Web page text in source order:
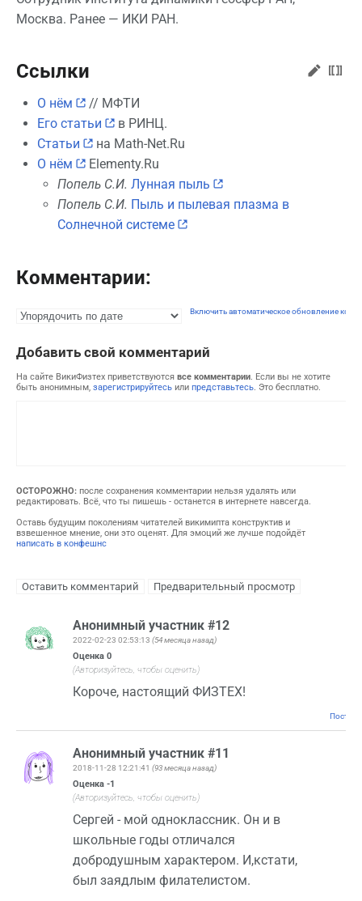
Москва. Ранее — ИКИ РАН.
Ссылки
О нём
// МФТИ
Его статьи
в РИНЦ.
Статьи
на Math-Net.Ru
О нём
Elementy.Ru
Попель С.И. Лунная пыль
Попель С.И. Пыль и пылевая плазма в
Солнечной системе
Комментарии:
Включить автоматическое обновление
Добавить свой комментарий
На сайте ВикиФизтех приветствуются все комментарии . Если вы не хотите
быть анонимным, зарегистрируйтесь или представьтесь . Это бесплатно.
ОСТОРОЖНО: после сохранения комментарии нельзя удалять или
редактировать. Всё, что ты пишешь - останется в интернете навсегда.
Оставь будущим поколениям читателей викимипта конструктив и
взвешенное мнение, они это оценят. Для эмоций же лучше подойдёт
написать в конфешнс
Анонимный участник #12
2022-02-23 02:53:13 (54 месяца назад)
Оценка 0
(Авторизуйтесь, чтобы оценить)
Короче, настоящий ФИЗТЕХ!
Анонимный участник #11
2018-11-28 12:21:41 (93 месяца назад)
Оценка -1
(Авторизуйтесь, чтобы оценить)
Сергей - мой одноклассник. Он и в
школьные годы отличался
добродушным характером. И,кстати,
был заядлым филателистом.